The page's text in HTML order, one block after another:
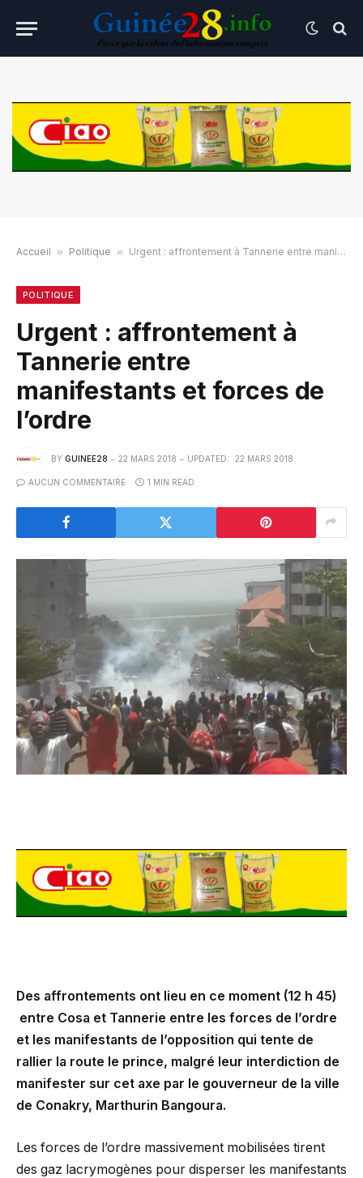
Accueil » Politique » Urgent : affrontement à Tannerie entre manifestants et forces de l’ordre
POLITIQUE
Urgent : affrontement à
Tannerie entre
manifestants et forces de
l’ordre
BY GUINEE28 22 MARS 2018 UPDATED: 22 MARS 2018
AUCUN COMMENTAIRE 1 MIN READ
Des affrontements ont lieu en ce moment (12 h 45)
entre Cosa et Tannerie entre les forces de l’ordre
et les manifestants de l’opposition qui tente de
rallier la route le prince, malgré leur interdiction de
manifester sur cet axe par le gouverneur de la ville
de Conakry, Marthurin Bangoura.
Les forces de l’ordre massivement mobilisées tirent
des gaz lacrymogènes pour disperser les manifestants